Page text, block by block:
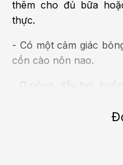
thêm cho đủ bữa
thực.
- Có một cảm giác
cồn cào nôn nao.
- Ợ nóng, đầy hơi, buồn